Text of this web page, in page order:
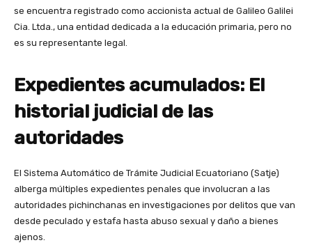
se encuentra registrado como accionista actual de Galileo Galilei
Cia. Ltda., una entidad dedicada a la educación primaria, pero no
es su representante legal.
Expedientes acumulados: El
historial judicial de las
autoridades
El Sistema Automático de Trámite Judicial Ecuatoriano (Satje)
alberga múltiples expedientes penales que involucran a las
autoridades pichinchanas en investigaciones por delitos que van
desde peculado y estafa hasta abuso sexual y daño a bienes
ajenos.